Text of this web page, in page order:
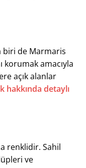
biri de Marmaris
korumak amacıyla
açık alanlar
hakkında detaylı
renklidir. Sahil
ve